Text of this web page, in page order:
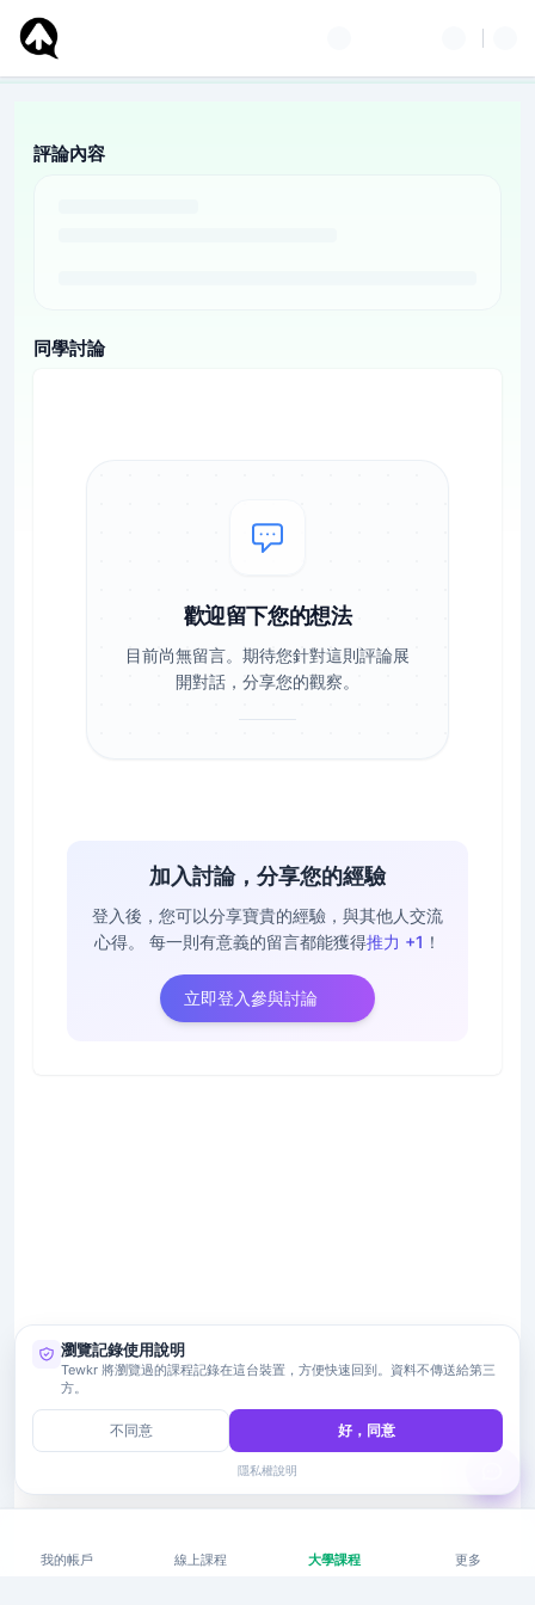
評論內容
同學討論
歡迎留下您的想法
目前尚無留言。期待您針對這則評論展
開對話，分享您的觀察。
加入討論，分享您的經驗
登入後，您可以分享寶貴的經驗，與其他人交流
心得。
每一則有意義的留言都能獲得推力 +1 ！
立即登入參與討論
我的帳戶 線上課程 大學課程 更多
瀏覽記錄使用說明
Tewkr 將瀏覽過的課程記錄在這台裝置，方便快速回到。資料不傳送給第三
方。
不同意 好，同意
隱私權說明